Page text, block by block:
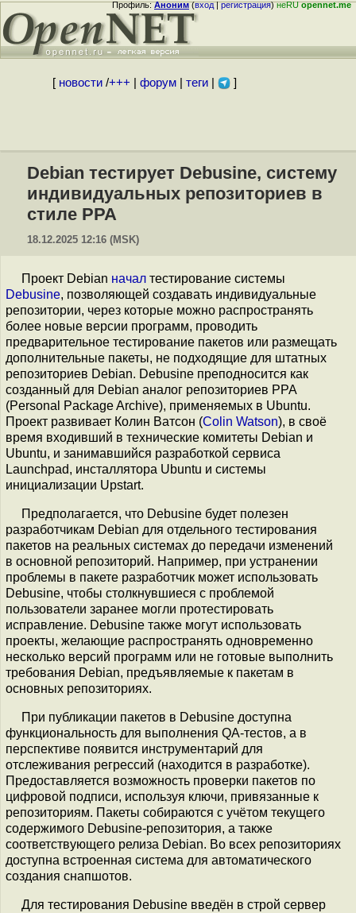
Профиль:Аноним(вход|регистрация)неRUopennet.me
[ новости/+++ форум| теги| ]
Debian тестирует Debusine, систему
индивидуальных репозиториев в
стиле PPA
18.12.2025 12:16 (MSK)
Проект Debian начал тестирование системы
Debusine, позволяющей создавать индивидуальные
репозитории, через которые можно распространять
более новые версии программ, проводить
предварительное тестирование пакетов или размещать
дополнительные пакеты, не подходящие для штатных
репозиториев Debian. Debusine преподносится как
созданный для Debian аналог репозиториев PPA
(Personal Package Archive), применяемых в Ubuntu.
Проект развивает Колин Ватсон (Colin Watson), в своё
время входивший в технические комитеты Debian и
Ubuntu, и занимавшийся разработкой сервиса
Launchpad, инсталлятора Ubuntu и системы
инициализации Upstart.
Предполагается, что Debusine будет полезен
разработчикам Debian для отдельного тестирования
пакетов на реальных системах до передачи изменений
в основной репозиторий. Например, при устранении
проблемы в пакете разработчик может использовать
Debusine, чтобы столкнувшиеся с проблемой
пользователи заранее могли протестировать
исправление. Debusine также могут использовать
проекты, желающие распространять одновременно
несколько версий программ или не готовые выполнить
требования Debian, предъявляемые к пакетам в
основных репозиториях.
При публикации пакетов в Debusine доступна
функциональность для выполнения QA-тестов, а в
перспективе появится инструментарий для
отслеживания регрессий (находится в разработке).
Предоставляется возможность проверки пакетов по
цифровой подписи, используя ключи, привязанные к
репозиториям. Пакеты собираются с учётом текущего
содержимого Debusine-репозитория, а также
соответствующего релиза Debian. Во всех репозиториях
доступна встроенная система для автоматического
создания снапшотов.
Для тестирования Debusine введён в строй сервер